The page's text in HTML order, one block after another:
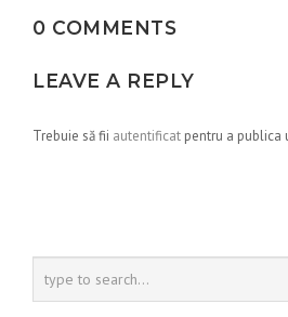
0 COMMENTS
LEAVE A REPLY
Trebuie să fii autentificat pentru a publica